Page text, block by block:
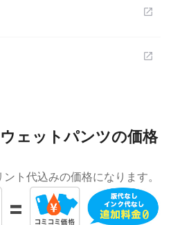
open_in_new
open_in_new
ェットパンツの価格
ト代込みの価格になります。